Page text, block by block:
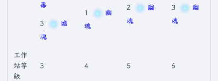
毒
3
幽
魂
1
幽
魂
2
幽
魂
3
幽
魂
工作
站等
級
3 4 5 6